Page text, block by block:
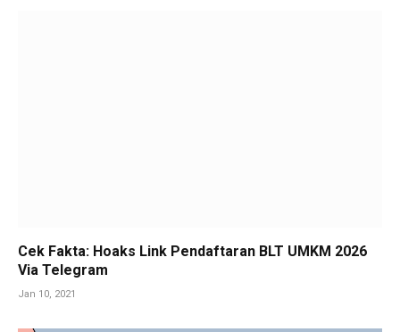
Cek Fakta: Hoaks Link Pendaftaran BLT UMKM 2026
Via Telegram
Jan 10, 2021